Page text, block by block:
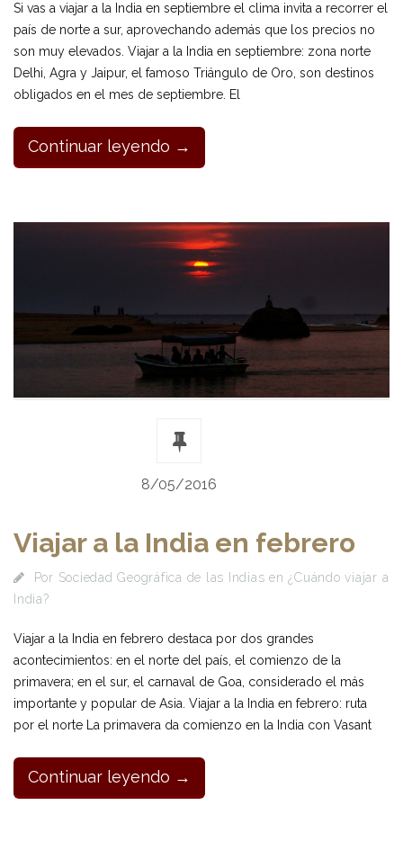
Si vas a viajar a la India en septiembre el clima invita a recorrer el
país de norte a sur, aprovechando además que los precios no
son muy elevados. Viajar a la India en septiembre: zona norte
Delhi, Agra y Jaipur, el famoso Triángulo de Oro, son destinos
obligados en el mes de septiembre. El
Continuar leyendo →
8/05/2016
Viajar a la India en febrero
Por Sociedad Geográfica de las Indias en¿Cuándo viajar a
India?
Viajar a la India en febrero destaca por dos grandes
acontecimientos: en el norte del país, el comienzo de la
primavera; en el sur, el carnaval de Goa, considerado el más
importante y popular de Asia. Viajar a la India en febrero: ruta
por el norte La primavera da comienzo en la India con Vasant
Continuar leyendo →